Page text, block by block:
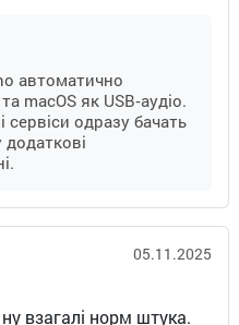
автоматично
macOS як USB‑аудіо.
сервіси одразу бачать
05.11.2025
взагалі норм штука.